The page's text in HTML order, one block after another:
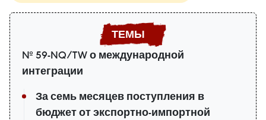
№ 59-NQ/TW о международной
интеграции
За семь месяцев поступления в
бюджет от экспортно-импортной